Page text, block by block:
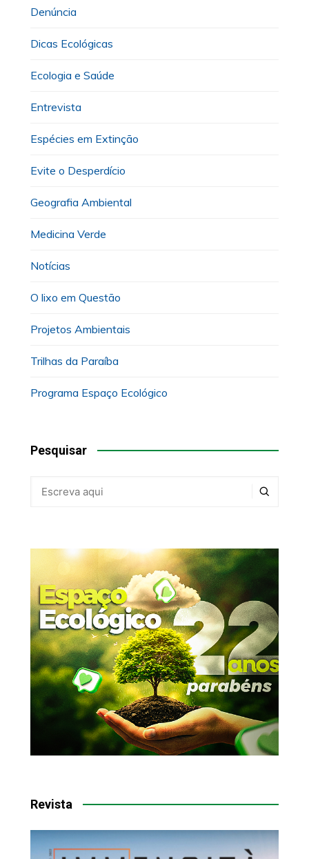
Denúncia
Dicas Ecológicas
Ecologia e Saúde
Entrevista
Espécies em Extinção
Evite o Desperdício
Geografia Ambiental
Medicina Verde
Notícias
O lixo em Questão
Projetos Ambientais
Trilhas da Paraíba
Programa Espaço Ecológico
Pesquisar
Revista